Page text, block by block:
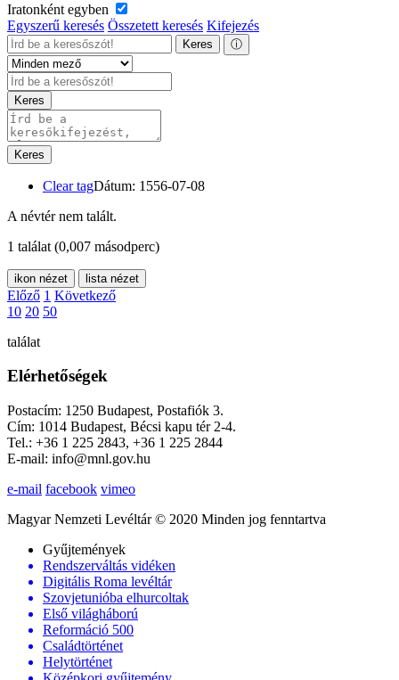
Iratonként egyben
Egyszerű keresés Összetett keresés Kifejezés
Keres ⓘ
Keres
Keres
Clear tagDátum: 1556-07-08
A névtér nem talált.
1 találat (0,007 másodperc)
ikon nézet lista nézet
Előző 1 Következő
10 20 50
találat
Elérhetőségek
Postacím: 1250 Budapest, Postafiók 3.
Cím: 1014 Budapest, Bécsi kapu tér 2-4.
Tel.: +36 1 225 2843, +36 1 225 2844
E-mail: info@mnl.gov.hu
e-mail facebook vimeo
Magyar Nemzeti Levéltár © 2020 Minden jog fenntartva
Gyűjtemények
Rendszerváltás vidéken
Digitális Roma levéltár
Szovjetunióba elhurcoltak
Első világháború
Reformáció 500
Családtörténet
Helytörténet